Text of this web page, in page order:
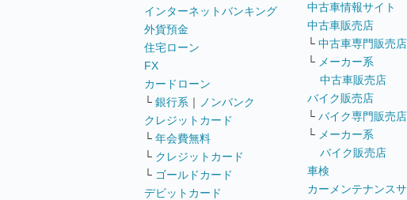
インターネットバンキング
外貨預金
住宅ローン
FX
カードローン
└ 銀行系 ｜
ノンバンク
クレジットカード
└ 年会費無料
└ クレジットカード
└ ゴールドカード
デビットカード
中古車情報サイト
中古車販売店
└ 中古車専門販売店
└ メーカー系
中古車販売店
バイク販売店
└ バイク専門販売店
└ メーカー系
バイク販売店
車検
カーメンテナンス